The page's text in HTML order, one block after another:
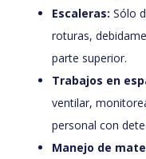
Escaleras: Sólo
roturas,
parte superior.
Trabajos en
ventilar,
personal con
Manejo de